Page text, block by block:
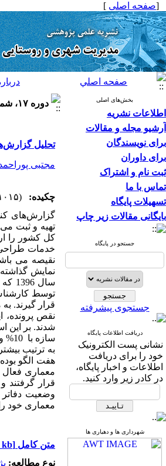
[صفحه اصلی ]
صفحه اصلي
بخش‌های اصلی
اطلاعات نشریه
آرشیو مجله و مقالات
برای نویسندگان
برای داوران
ثبت نام و اشتراک
تماس با ما
تسهیلات پایگاه
بایگانی مقالات زیر چاپ
جستجو در پایگاه
جستجوی پیشرفته
دریافت اطلاعات پایگاه
نشانی پست الکترونیک
خود را برای دریافت
اطلاعات و اخبار پایگاه،
در کادر زیر وارد کنید.
شهرداری ها و دهیاری ها
دوره ۱۷، شماره ۵۳ - ( ۱۲-۱۳۹۷ )
تحلیل
مجتبی
چکیده:
(۱۰۱۵ مشاهده)
گزارش‌های
تهیه و ثبت
کل کشور را
خدمات
نقیصه می
نمایش
قرار گیرند.
نقص پرونده،
به ترتیب
هفت الگو
معماری فعال
قرار گرفتند
وضعیت
معماری خود
متن کامل [PDF 1390 kb]
نوع مطالعه: